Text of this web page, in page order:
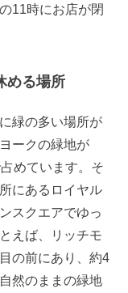
11時にお店が閉
める場所
緑の多い場所が
ークの緑地が
めています。そ
にあるロイヤル
スクエアでゆっ
えば、リッチモ
の前にあり、約4
然のままの緑地